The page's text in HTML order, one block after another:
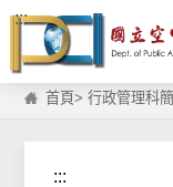
跳到主要內容區塊
:::
首頁>行政管理科
:::